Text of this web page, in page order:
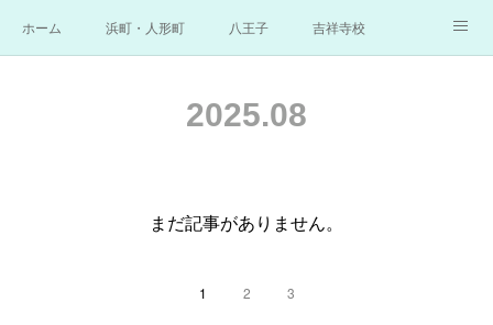
ホーム 浜町・人形町 八王子 吉祥寺校
2025.08
まだ記事がありません。
1 2 3